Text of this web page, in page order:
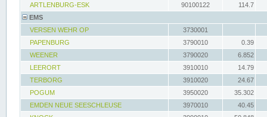
ARTLENBURG-ESK
90100122
114.7
EMS
VERSEN WEHR OP
3730001
PAPENBURG
3790010
0.39
WEENER
3790020
6.852
LEERORT
3910010
14.79
TERBORG
3910020
24.67
POGUM
3950020
35.302
EMDEN NEUE SEESCHLEUSE
3970010
40.45